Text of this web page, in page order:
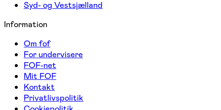
Syd- og Vestsjælland
Information
Om fof
For undervisere
FOF-net
Mit FOF
Kontakt
Privatlivspolitik